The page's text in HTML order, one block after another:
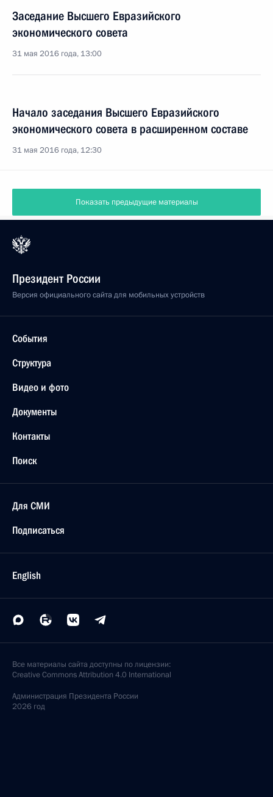
Заседание Высшего Евразийского
экономического совета
31 мая 2016 года, 13:00
Начало заседания Высшего Евразийского
экономического совета в расширенном составе
31 мая 2016 года, 12:30
Показать предыдущие материалы
Президент России
Версия официального сайта для мобильных устройств
События
Структура
Видео и фото
Документы
Контакты
Поиск
Для СМИ
Подписаться
English
Все материалы сайта доступны по лицензии:
Creative Commons Attribution 4.0 International
Администрация Президента России
2026 год